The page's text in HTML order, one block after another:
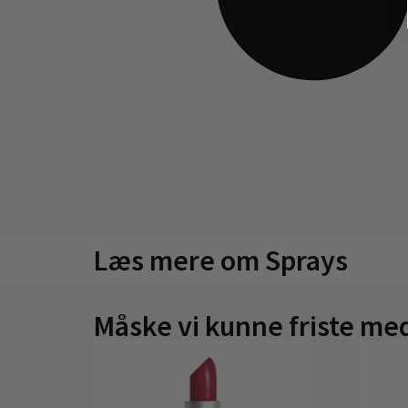
Læs mere om Sprays
Måske vi kunne friste